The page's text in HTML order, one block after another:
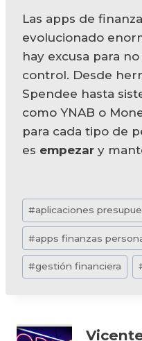
Las apps de
evolucionado
hay excusa para
control. Desde
Spendee hasta
como YNAB o
para cada tipo de
es empezar y
Etiquetas
de
la
entrada:
#aplicaciones
#apps finanzas
#gestión financiera